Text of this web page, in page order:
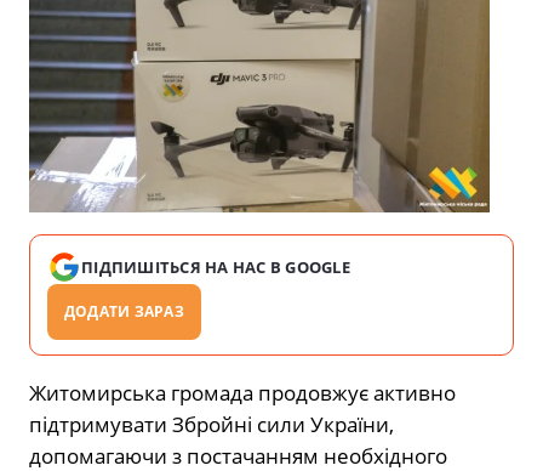
ПІДПИШІТЬСЯ НА НАС В GOOGLE
ДОДАТИ ЗАРАЗ
Житомирська громада продовжує активно
підтримувати Збройні сили України,
допомагаючи з постачанням необхідного